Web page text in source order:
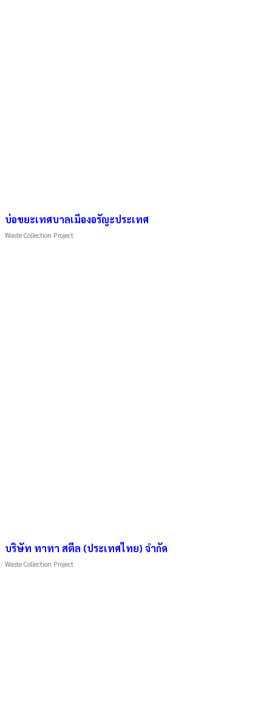
บ่อขยะเทศบาลเมืองอรัญะประเทศ
Waste Collection Project
บริษัท ทาทา สตีล (ประเทศไทย) จำกัด
Waste Collection Project